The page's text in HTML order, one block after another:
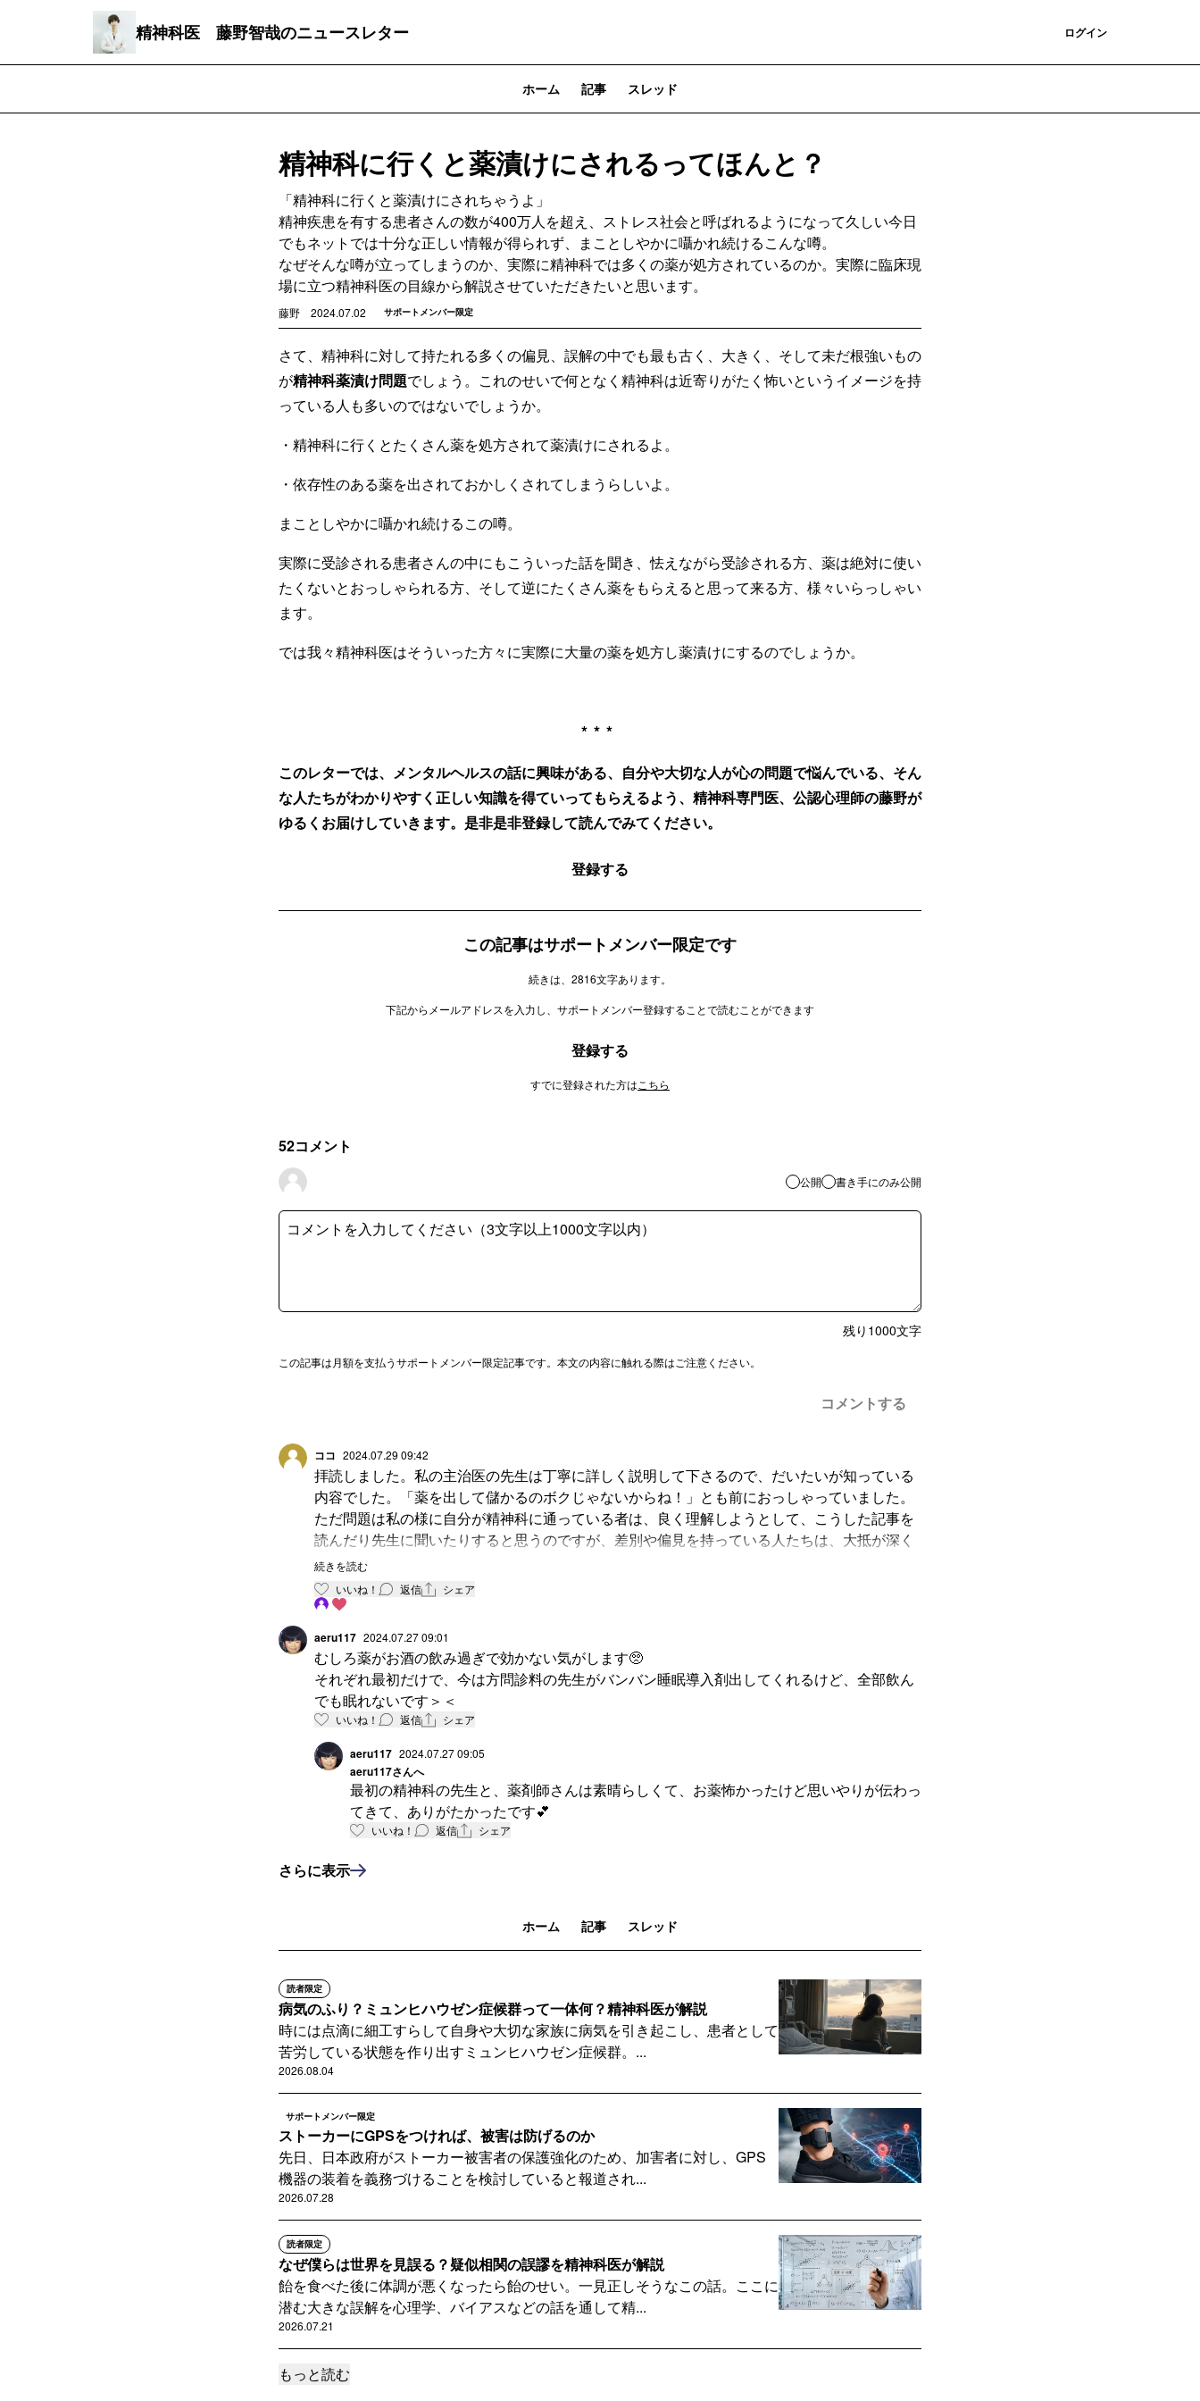
精神科医 藤野智哉のニュースレター ログイン
ホーム 記事 スレッド
精神科に行くと薬漬けにされるってほんと？
「精神科に行くと薬漬けにされちゃうよ」
精神疾患を有する患者さんの数が400万人を超え、ストレス社会と呼ばれるようになって久しい今日
でもネットでは十分な正しい情報が得られず、まことしやかに囁かれ続けるこんな噂。
なぜそんな噂が立ってしまうのか、実際に精神科では多くの薬が処方されているのか。実際に臨床現
場に立つ精神科医の目線から解説させていただきたいと思います。
藤野 2024.07.02 サポートメンバー限定
さて、精神科に対して持たれる多くの偏見、誤解の中でも最も古く、大きく、そして未だ根強いもの
が精神科薬漬け問題でしょう。これのせいで何となく精神科は近寄りがたく怖いというイメージを持
っている人も多いのではないでしょうか。
・精神科に行くとたくさん薬を処方されて薬漬けにされるよ。
・依存性のある薬を出されておかしくされてしまうらしいよ。
まことしやかに囁かれ続けるこの噂。
実際に受診される患者さんの中にもこういった話を聞き、怯えながら受診される方、薬は絶対に使い
たくないとおっしゃられる方、そして逆にたくさん薬をもらえると思って来る方、様々いらっしゃい
ます。
では我々精神科医はそういった方々に実際に大量の薬を処方し薬漬けにするのでしょうか。
***
このレターでは、メンタルヘルスの話に興味がある、自分や大切な人が心の問題で悩んでいる、そん
な人たちがわかりやすく正しい知識を得ていってもらえるよう、精神科専門医、公認心理師の藤野が
ゆるくお届けしていきます。是非是非登録して読んでみてください。
登録する
この記事はサポートメンバー限定です
続きは、2816文字あります。
下記からメールアドレスを入力し、サポートメンバー登録することで読むことができます
登録する
すでに登録された方は こちら
52コメント
公開 書き手にのみ公開
残り 1000文字
この記事は月額を支払うサポートメンバー限定記事です。本文の内容に触れる際はご注意ください。
コメントする
ココ 2024.07.29 09:42
拝読しました。私の主治医の先生は丁寧に詳しく説明して下さるので、だいたいが知っている
内容でした。「薬を出して儲かるのボクじゃないからね！」とも前におっしゃっていました。
ただ問題は私の様に自分が精神科に通っている者は、良く理解しようとして、こうした記事を
読んだり先生に聞いたりすると思うのですが、差別や偏見を持っている人たちは、大抵が深く
知ろうともしないで適当なことを言うパターンが多いと思います。未知なものだから怖いので
しょうね。私自身「薬漬けじゃん！」と言われたことが何度もあります。精神疾患を持つ患者
や患者家族だけでなく、世間一般に常識的に広まって欲しいお話だと思いました。
続きを読む
いいね！
返信 シェア
aeru117 2024.07.27 09:01
むしろ薬がお酒の飲み過ぎで効かない気がします🥺
それぞれ最初だけで、今は方問診料の先生がバンバン睡眠導入剤出してくれるけど、全部飲ん
でも眠れないです＞＜
いいね！ 返信 シェア
aeru117 2024.07.27 09:05
aeru117さんへ
最初の精神科の先生と、薬剤師さんは素晴らしくて、お薬怖かったけど思いやりが伝わっ
てきて、ありがたかったです💕
いいね！ 返信 シェア
さらに表示
ホーム 記事 スレッド
読者限定
病気のふり？ミュンヒハウゼン症候群って一体何？精神科医が解説
時には点滴に細工すらして自身や大切な家族に病気を引き起こし、患者として
苦労している状態を作り出すミュンヒハウゼン症候群。...
2026.08.04
サポートメンバー限定
ストーカーにGPSをつければ、被害は防げるのか
先日、日本政府がストーカー被害者の保護強化のため、加害者に対し、GPS
機器の装着を義務づけることを検討していると報道され...
2026.07.28
読者限定
なぜ僕らは世界を見誤る？疑似相関の誤謬を精神科医が解説
飴を食べた後に体調が悪くなったら飴のせい。一見正しそうなこの話。ここに
潜む大きな誤解を心理学、バイアスなどの話を通して精...
2026.07.21
サポートメンバー限定
もっと読む